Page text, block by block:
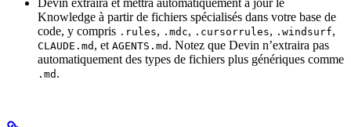
Devin extraira et mettra automatiquement à jour le
Knowledge à partir de fichiers spécialisés dans votre base de
code, y compris .rules, .mdc, .cursorrules, .windsurf,
CLAUDE.md , et AGENTS.md . Notez que Devin n’extraira pas
automatiquement des types de fichiers plus génériques comme
.md .